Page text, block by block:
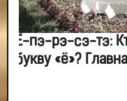
Ё-пэ-рэ-сэ-тэ:
букву «ё»?